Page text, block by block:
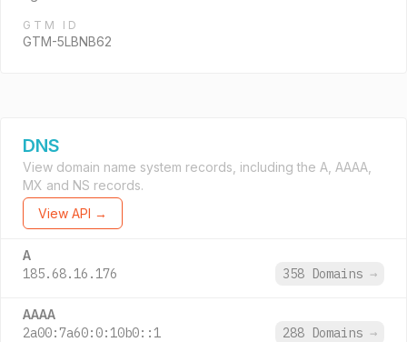
GTM ID
GTM-5LBNB62
DNS
View domain name system records, including the A, AAAA,
MX and NS records.
View API →
A
185.68.16.176 358 Domains →
AAAA
2a00:7a60:0:10b0::1 288 Domains →